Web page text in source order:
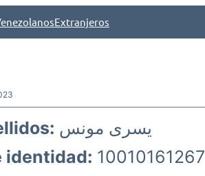
Extranjeros
يسرى مونس
identidad: 10010161267